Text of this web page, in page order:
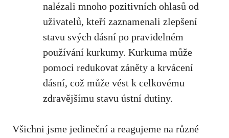
nalézali mnoho pozitivních ohlasů ⁣od
uživatelů, kteří ⁤zaznamenali zlepšení
stavu svých dásní po pravidelném
⁢používání kurkumy. Kurkuma může
⁢pomoci redukovat záněty a krvácení
⁢dásní, což může⁤ vést k ‍celkovému
zdravějšímu stavu ústní dutiny.
Všichni jsme jedineční a reagujeme na různé